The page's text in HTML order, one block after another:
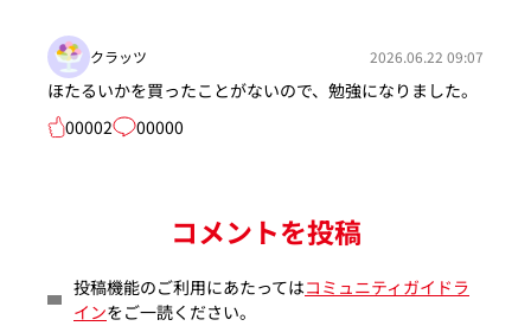
クラッツ 2026.06.22 09:07
ほたるいかを買ったことがないので、勉強になりました。
00002
00000
コメントを投稿
投稿機能のご利用にあたってはコミュニティガイドラ
インをご一読ください。